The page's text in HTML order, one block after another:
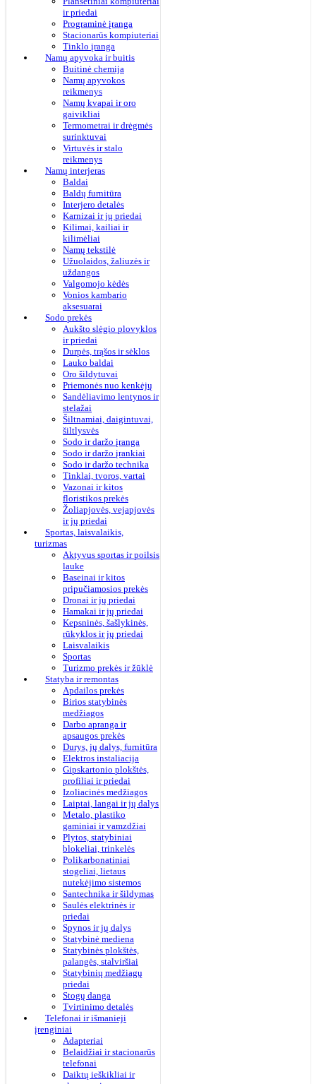
ir priedai
Programinė įranga
Stacionarūs kompiuteriai
Tinklo įranga
Namų apyvoka ir buitis
Buitinė chemija
Namų apyvokos
reikmenys
Namų kvapai ir oro
gaivikliai
Termometrai ir drėgmės
surinktuvai
Virtuvės ir stalo
reikmenys
Namų interjeras
Baldai
Baldų furnitūra
Interjero detalės
Karnizai ir jų priedai
Kilimai, kailiai ir
kilimėliai
Namų tekstilė
Užuolaidos, žaliuzės ir
uždangos
Valgomojo kėdės
Vonios kambario
aksesuarai
Sodo prekės
Aukšto slėgio plovyklos
ir priedai
Durpės, trąšos ir sėklos
Lauko baldai
Oro šildytuvai
Priemonės nuo kenkėjų
Sandėliavimo lentynos ir
stelažai
Šiltnamiai, daigintuvai,
šiltlysvės
Sodo ir daržo įranga
Sodo ir daržo įrankiai
Sodo ir daržo technika
Tinklai, tvoros, vartai
Vazonai ir kitos
floristikos prekės
Žoliapjovės, vejapjovės
ir jų priedai
Sportas, laisvalaikis,
turizmas
Aktyvus sportas ir poilsis
lauke
Baseinai ir kitos
pripučiamosios prekės
Dronai ir jų priedai
Hamakai ir jų priedai
Kepsninės, šašlykinės,
rūkyklos ir jų priedai
Laisvalaikis
Sportas
Turizmo prekės ir žūklė
Statyba ir remontas
Apdailos prekės
Birios statybinės
medžiagos
Darbo apranga ir
apsaugos prekės
Durys, jų dalys, furnitūra
Elektros instaliacija
Gipskartonio plokštės,
profiliai ir priedai
Izoliacinės medžiagos
Laiptai, langai ir jų dalys
Metalo, plastiko
gaminiai ir vamzdžiai
Plytos, statybiniai
blokeliai, trinkelės
Polikarbonatiniai
stogeliai, lietaus
nutekėjimo sistemos
Santechnika ir šildymas
Saulės elektrinės ir
priedai
Spynos ir jų dalys
Statybinė mediena
Statybinės plokštės,
palangės, stalviršiai
Statybinių medžiagų
priedai
Stogų danga
Tvirtinimo detalės
Telefonai ir išmanieji
įrenginiai
Adapteriai
Belaidžiai ir stacionarūs
telefonai
Daiktų ieškikliai ir